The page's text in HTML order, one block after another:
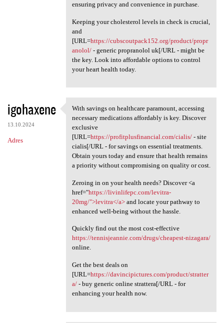
ensuring privacy and convenience in purchase.
Keeping your cholesterol levels in check is crucial,
and
[URL=https://cubscoutpack152.org/product/propr
anolol/- generic propranolol uk[/URL - might be
the key. Look into affordable options to control
your heart health today.
igohaxene
13.10.2024
Adres
With savings on healthcare
With savings on healthcare paramount, accessing
necessary medications affordably is key. Discover
exclusive
[URL=https://profitplusfinancial.com/cialis/- site
cialis[/URL - for savings on essential treatments.
Obtain yours today and ensure that health remains
a priority without compromising on quality or cost.
Zeroing in on your health needs? Discover <a
href="https://livinlifepc.com/levitra-
20mg/">levitra</a>and locate your pathway to
enhanced well-being without the hassle.
Quickly find out the most cost-effective
https://tennisjeannie.com/drugs/cheapest-nizagara/
online.
Get the best deals on
[URL=https://davincipictures.com/product/stratter
a/- buy generic online strattera[/URL - for
enhancing your health now.